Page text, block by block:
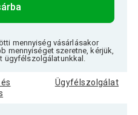
mennyiség vásárlásakor
mennyiséget szeretne, kérjük,
Ügyfélszolgálat